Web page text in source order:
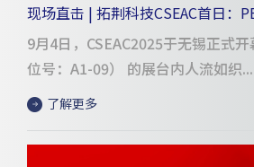
现场直击 | 拓荆科技CSEAC首日：
点
9月4日，CSEAC2025于无锡正式
位号：A1-09） 的展台内人流如织...
了解更多